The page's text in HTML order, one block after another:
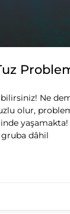
Ne
olur,
yaşamakta!
gruba dâhil